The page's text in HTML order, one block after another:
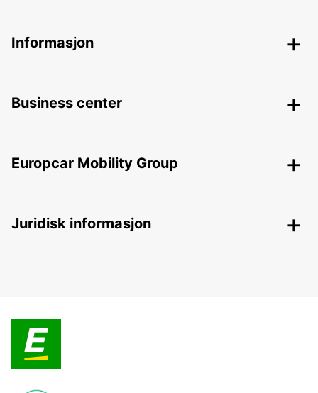
Informasjon
Business center
Europcar Mobility Group
Juridisk informasjon